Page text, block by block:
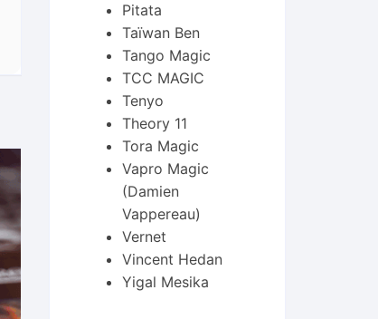
Pitata
Taïwan Ben
Tango Magic
TCC MAGIC
Tenyo
Theory 11
Tora Magic
Vapro Magic
(Damien
Vappereau)
Vernet
Vincent Hedan
Yigal Mesika